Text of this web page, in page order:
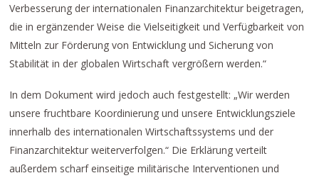
Verbesserung der internationalen Finanzarchitektur beigetragen,
die in ergänzender Weise die Vielseitigkeit und Verfügbarkeit von
Mitteln zur Förderung von Entwicklung und Sicherung von
Stabilität in der globalen Wirtschaft vergrößern werden.“
In dem Dokument wird jedoch auch festgestellt: „Wir werden
unsere fruchtbare Koordinierung und unsere Entwicklungsziele
innerhalb des internationalen Wirtschaftssystems und der
Finanzarchitektur weiterverfolgen.“ Die Erklärung verteilt
außerdem scharf einseitige militärische Interventionen und